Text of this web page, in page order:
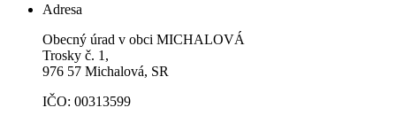
Adresa
Obecný úrad v obci MICHALOVÁ
Trosky č. 1,
976 57 Michalová, SR
IČO: 00313599